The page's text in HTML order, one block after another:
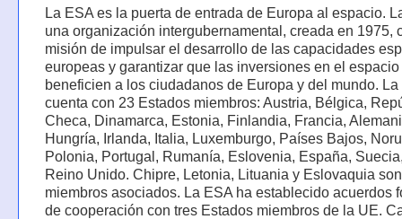
La ESA es la puerta de entrada de Europa al espacio.
una organización intergubernamental, creada en 1975,
misión de impulsar el desarrollo de las capacidades
europeas y garantizar que las inversiones en el espacio
beneficien a los ciudadanos de Europa y del mundo. La
cuenta con 23 Estados miembros: Austria, Bélgica,
Checa, Dinamarca, Estonia, Finlandia, Francia,
Hungría, Irlanda, Italia, Luxemburgo, Países Bajos,
Polonia, Portugal, Rumanía, Eslovenia, España,
Reino Unido. Chipre, Letonia, Lituania y Eslovaquia son
miembros asociados. La ESA ha establecido acuerdos
de cooperación con tres Estados miembros de la UE.